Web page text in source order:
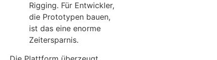
Rigging. Für Entwickler,
die Prototypen bauen,
ist das eine enorme
Zeitersparnis.